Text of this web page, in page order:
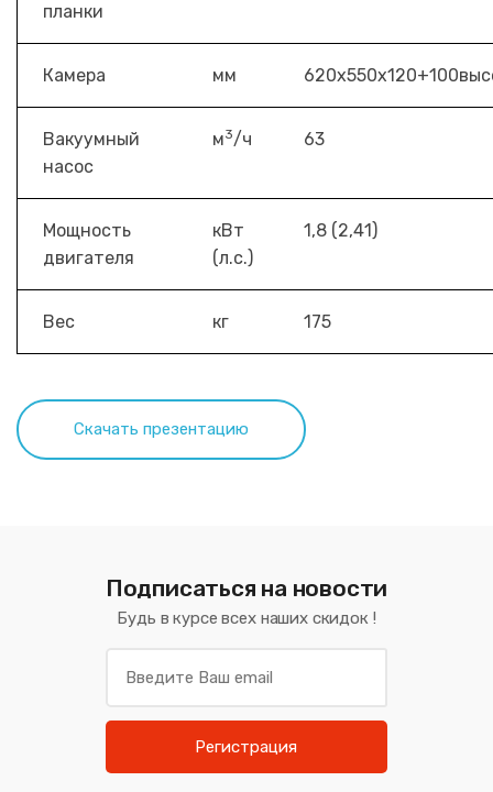
планки
Камера мм
Вакуумный
насос
м3/ч 63
Мощность
двигателя
кВт
(л.с.)
1,8 (2,41)
Вес кг 175
Подписаться на новости
Будь в курсе всех наших скидок !
Регистрация